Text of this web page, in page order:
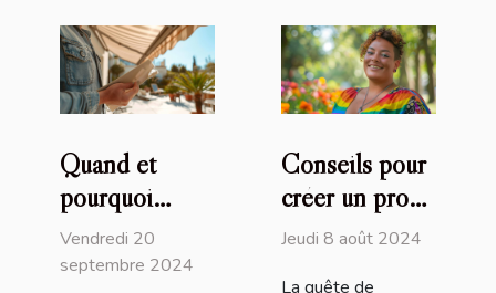
Quand et
pourquoi
remplacer la
toile de votre
Vendredi 20
septembre 2024
Conseils pour
créer un profil
attrayant sur
Jeudi 8 août 2024
La quête de